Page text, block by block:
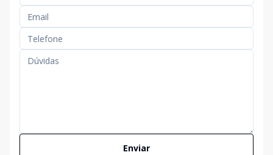
Enviar